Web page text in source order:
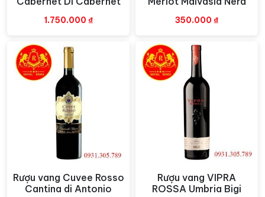
độ phức tạp và sâu sắc.
Taja Monastrell không chỉ là một chai rượu vang, mà
còn là biểu tượng của sự tôn trọng và lòng đam mê với
nghệ thuật làm rượu. Với chất lượng đỉnh cao và giá cả
hợp lý, Petit Clos Taja là sự lựa chọn hoàn hảo cho
những người yêu thích rượu vang Montsant và đang tìm
kiếm một trải nghiệm độc đáo và đầy cá tính.
1.750.000 ₫ 350.000 ₫
Xem nhanh
Rượu vang Cuvee Rosso
Cantina di Antonio
Xem nhanh
Rượu vang VIPRA
ROSSA Umbria Bigi